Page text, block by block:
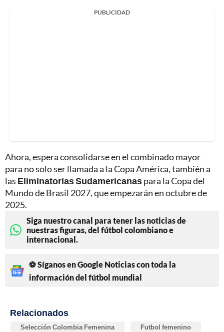
PUBLICIDAD
Ahora, espera consolidarse en el combinado mayor
para no solo ser llamada a la Copa América, también a
las Eliminatorias Sudamericanaspara la Copa del
Mundo de Brasil 2027, que empezarán en octubre de
2025.
Siga nuestro canal para tener las noticias de
nuestras figuras, del fútbol colombiano e
internacional.
⚽ Síganos en Google Noticias con toda la
información del fútbol mundial
Relacionados
Selección Colombia Femenina Futbol femenino